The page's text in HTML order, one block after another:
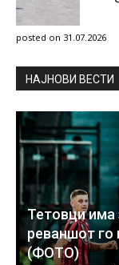
posted on 31.07.2026
НAЈНОВИ ВЕСТИ
Тетовци
реваншот го
(ФОТО)